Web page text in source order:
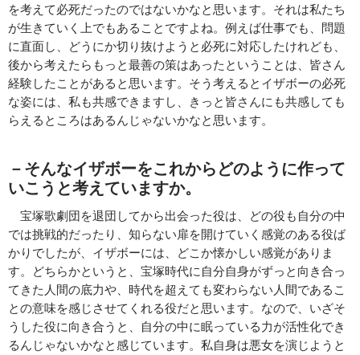
を考えて必死だったのではないかなと思います。それは私たち
が生きていく上でもあることですよね。例えば仕事でも、問題
に直面し、どうにか切り抜けようと必死に対応したけれども、
後から考えたらもっと最善の策はあったということは、皆さん
経験したことがあると思います。そう考えるとイザボーの必死
な姿には、私も共感できますし、きっと皆さんにも共感しても
らえるところはあるんじゃないかなと思います。
－そんなイザボーをこれからどのように作って
いこうと考えていますか。
宝塚歌劇団を退団してから出会った役は、どの役も自分の中
では挑戦的だったり、知らない扉を開けていく感覚のある役ば
かりでしたが、イザボーには、どこか懐かしい感覚がありま
す。どちらかというと、宝塚時代に自分自身がずっと向き合っ
てきた人間の底力や、時代を超えても変わらない人間であるこ
との意味を感じさせてくれる役だと思います。なので、いざそ
うした役に向き合うと、自分の中に眠っている力が活性化でき
るんじゃないかなと感じています。私自身は悪女を演じようと